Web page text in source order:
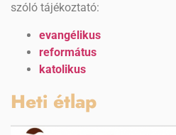
szóló tájékoztató:
evangélikus
református
katolikus
Heti étlap